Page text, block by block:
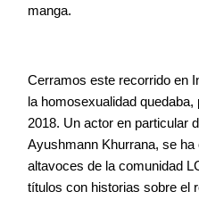
manga.
Cerramos este recorrido en
la homosexualidad
2018. Un actor en particular
Ayushmann Khurrana, se ha
altavoces de la comunidad
títulos con historias sobre el